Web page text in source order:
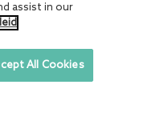
assist in our
All Cookies